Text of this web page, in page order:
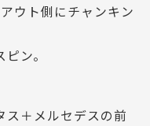
ウト側にチャンキン
ン。
ス＋メルセデスの前